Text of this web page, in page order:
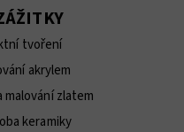
tvoření
akrylem
zlatem
keramiky